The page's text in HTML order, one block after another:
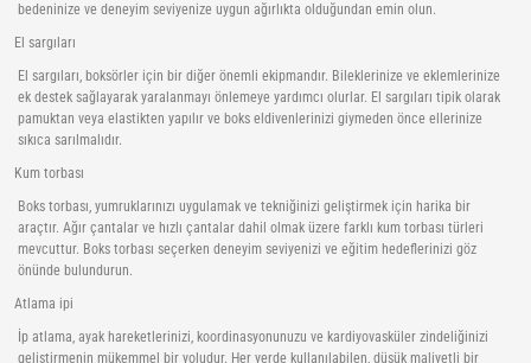
bedeninize ve deneyim seviyenize uygun ağırlıkta olduğundan emin olun.
El sargıları
El sargıları, boksörler için bir diğer önemli ekipmandır. Bileklerinize ve eklemlerinize
ek destek sağlayarak yaralanmayı önlemeye yardımcı olurlar. El sargıları tipik olarak
pamuktan veya elastikten yapılır ve boks eldivenlerinizi giymeden önce ellerinize
sıkıca sarılmalıdır.
Kum torbası
Boks torbası, yumruklarınızı uygulamak ve tekniğinizi geliştirmek için harika bir
araçtır. Ağır çantalar ve hızlı çantalar dahil olmak üzere farklı kum torbası türleri
mevcuttur. Boks torbası seçerken deneyim seviyenizi ve eğitim hedeflerinizi göz
önünde bulundurun.
Atlama ipi
İp atlama, ayak hareketlerinizi, koordinasyonunuzu ve kardiyovasküler zindeliğinizi
geliştirmenin mükemmel bir yoludur. Her yerde kullanılabilen, düşük maliyetli bir